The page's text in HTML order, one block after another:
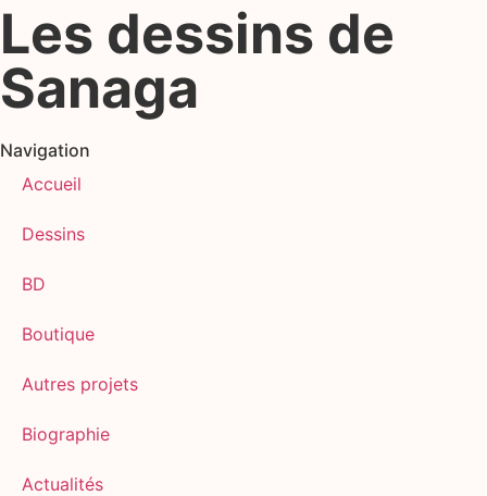
Les dessins de
Sanaga
Navigation
Accueil
Dessins
BD
Boutique
Autres projets
Biographie
Actualités